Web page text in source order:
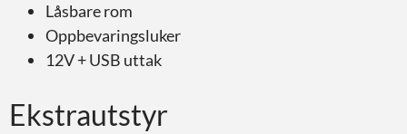
Låsbare rom
Oppbevaringsluker
12V + USB uttak
Ekstrautstyr